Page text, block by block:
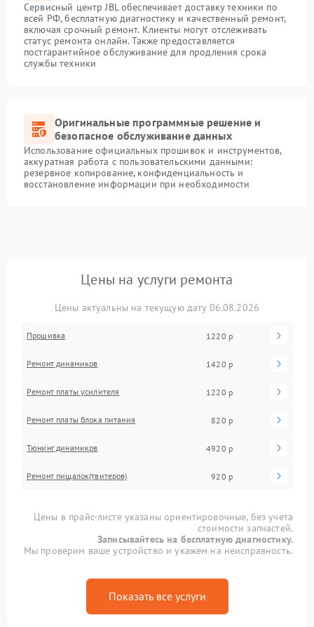
Сервисный центр JBL обеспечивает доставку техники по
всей РФ, бесплатную диагностику и качественный ремонт,
включая срочный ремонт. Клиенты могут отслеживать
статус ремонта онлайн. Также предоставляется
постгарантийное обслуживание для продления срока
службы техники
Оригинальные программные решение и
безопасное обслуживание данных
Использование официальных прошивок и инструментов,
аккуратная работа с пользовательскими данными:
резервное копирование, конфиденциальность и
восстановление информации при необходимости
Цены на услуги ремонта
Цены актуальны на текущую дату 06.08.2026
Прошивка 1220 р
Ремонт динамиков 1420 р
Ремонт платы усилителя 1220 р
Ремонт платы блока питания 820 р
Тюнинг динамиков 4920 р
Ремонт пищалок(твитеров) 920 р
Цены в прайс-листе указаны ориентировочные, без учета
стоимости запчастей.
Записывайтесь на бесплатную диагностику.
Мы проверим ваше устройство и укажем на неисправность.
Показать все услуги